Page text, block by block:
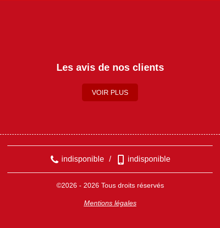
Les avis de nos clients
VOIR PLUS
indisponible / indisponible
©2026 - 2026 Tous droits réservés
Mentions légales